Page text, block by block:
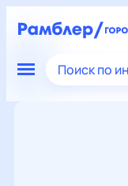
Поиск по